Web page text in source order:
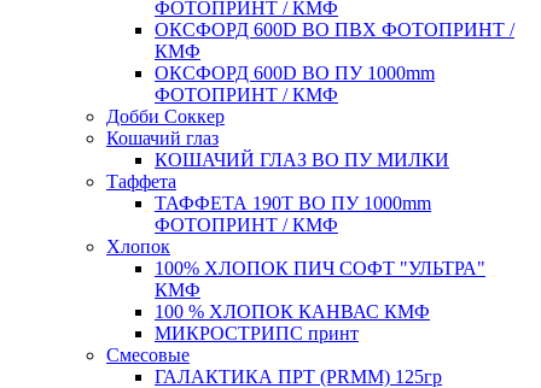
ФОТОПРИНТ / КМФ
ОКСФОРД 600D ВО ПВХ ФОТОПРИНТ /
КМФ
ОКСФОРД 600D ВО ПУ 1000mm
ФОТОПРИНТ / КМФ
Добби Соккер
Кошачий глаз
КОШАЧИЙ ГЛАЗ ВО ПУ МИЛКИ
Таффета
ТАФФЕТА 190T ВО ПУ 1000mm
ФОТОПРИНТ / КМФ
Хлопок
100% ХЛОПОК ПИЧ СОФТ "УЛЬТРА"
КМФ
100 % ХЛОПОК КАНВАС КМФ
МИКРОСТРИПС принт
Смесовые
ГАЛАКТИКА ПРТ (PRMM) 125гр